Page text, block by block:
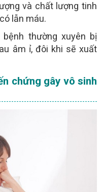
và chất lượng tinh
lẫn máu.
bệnh thường xuyên bị
âm ỉ, đôi khi sẽ xuất
chứng gây vô sinh